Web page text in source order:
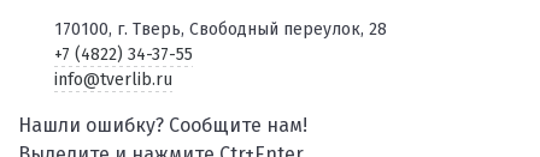
170100, г. Тверь, Свободный переулок, 28
+7 (4822) 34-37-55
info@tverlib.ru
Нашли ошибку? Сообщите нам!